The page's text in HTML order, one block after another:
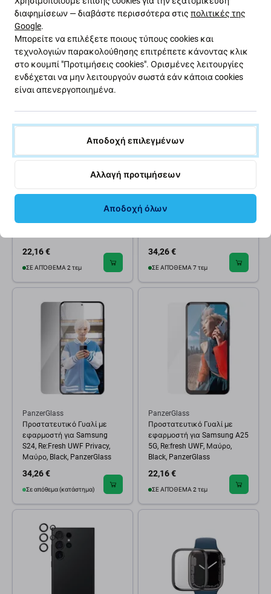
PanzerGlass
22,16 €
ΣΕ ΑΠΌΘΕΜΑ 3 τεμ
Galaxy S25 | Transparent |
PanzerGlass
ΣΕ ΑΠΌΘΕΜΑ 2 τεμ
PanzerGlass
Hoops για iPhone 16 Pro και
16 Pro Max | Transparent |
22,16 €
ΣΕ ΑΠΌΘΕΜΑ 2 τεμ
PanzerGlass
Privacy με εφαρμογέα για
iPhone 16/15, Μαύρο,
34,26 €
ΣΕ ΑΠΌΘΕΜΑ 7 τεμ
PanzerGlass
Προστατευτικό Γυαλί με
εφαρμοστή για Samsung
S24, Re:Fresh UWF Privacy,
Μαύρο, Black, PanzerGlass
34,26 €
Σε απόθεμα (κατάστημα)
PanzerGlass
Προστατευτικό Γυαλί με
εφαρμοστή για Samsung A25
5G, Re:fresh UWF, Μαύρο,
Black, PanzerGlass
22,16 €
ΣΕ ΑΠΌΘΕΜΑ 2 τεμ
διαφημίσεων — διαβάστε περισσότερα στις πολιτικές της
Google.
Μπορείτε να επιλέξετε ποιους τύπους cookies και
τεχνολογιών παρακολούθησης επιτρέπετε κάνοντας κλικ
στο κουμπί "Προτιμήσεις cookies". Ορισμένες λειτουργίες
ενδέχεται να μην λειτουργούν σωστά εάν κάποια cookies
είναι απενεργοποιημένα.
Αποδοχή επιλεγμένων
Αλλαγή προτιμήσεων
Αποδοχή όλων